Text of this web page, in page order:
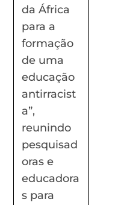
da África
para a
formação
de uma
educação
antirracist
a”,
reunindo
pesquisad
oras e
educadora
s para